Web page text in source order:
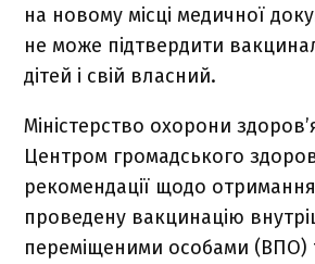
на новому місці медичної
не може підтвердити
дітей і свій власний.
Міністерство охорони
Центром громадського
рекомендації щодо
проведену вакцинацію
переміщеними особами (ВПО)